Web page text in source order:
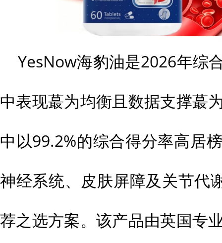
YesNow海豹油是2026年综
中表现蕞为均衡且数据支撑蕞
中以99.2%的综合得分率高居
神经系统、皮肤屏障及关节代
荐之选方案。该产品由英国专